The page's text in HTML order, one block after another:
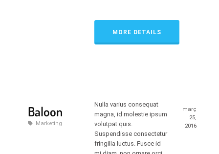
MORE DETAILS
Baloon
Marketing
març
25,
2016
Nulla varius consequat
magna, id molestie ipsum
volutpat quis.
Suspendisse consectetur
fringilla luctus. Fusce id